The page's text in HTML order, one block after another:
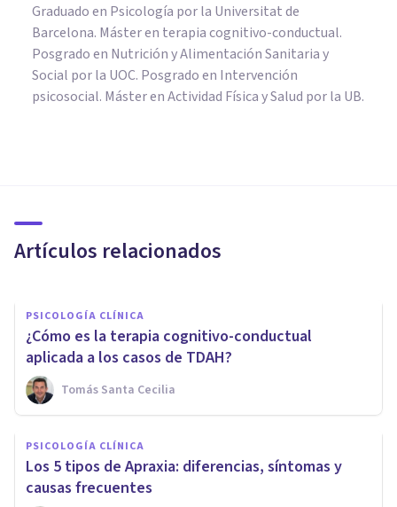
Graduado en Psicología por la Universitat de
Barcelona. Máster en terapia cognitivo-conductual.
Posgrado en Nutrición y Alimentación Sanitaria y
Social por la UOC. Posgrado en Intervención
psicosocial. Máster en Actividad Física y Salud por la UB.
Artículos relacionados
engordar
Jonathan García-Allen
PSICOLOGÍA CLÍNICA
¿Cómo es la terapia cognitivo-conductual
aplicada a los casos de TDAH?
Tomás Santa Cecilia
PSICOLOGÍA CLÍNICA
Los 5 tipos de Apraxia: diferencias, síntomas y
causas frecuentes
PSICOLOGÍA CLÍNICA
Psicólogos PsicoAbreu abre un
nuevo gabinete de psicología
en Vélez-Málaga